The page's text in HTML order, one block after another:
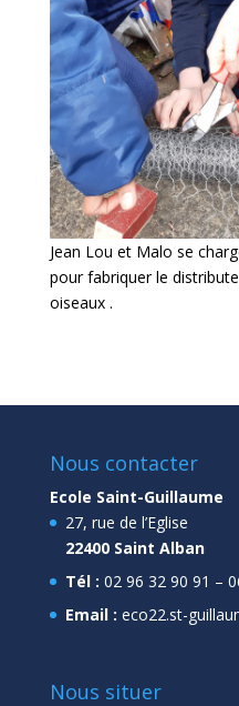
Jean Lou et Malo se
pour fabriquer le
oiseaux .
Nous contacter
Ecole Saint-Guillaume
27, rue de l’Eglise
22400 Saint Alban
Tél : 02 96 32 90 91 –
Email : eco22.st-
Nous situer